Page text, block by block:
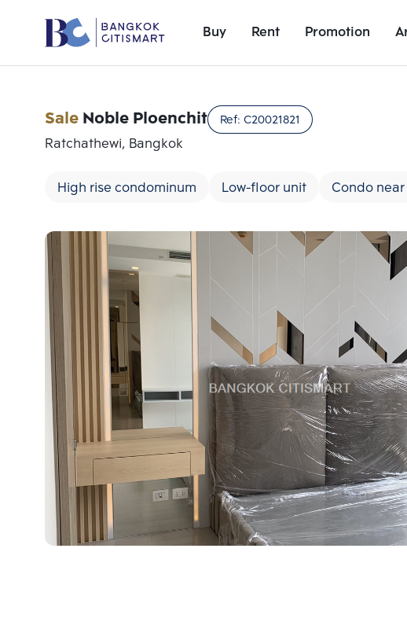
Buy Rent Promotion
SaleNoble Ploenchit Ref: C20021821
Ratchathewi, Bangkok
High rise condominum Low-floor unit Condo near
Add comparative units